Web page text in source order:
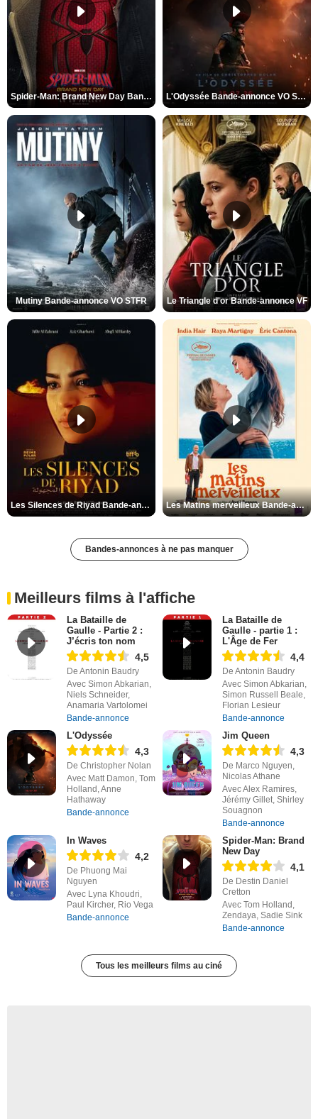
Spider-Man: Brand New Day Bande-annonce VO STFR L'Odyssée Bande-annonce VO STFR
Mutiny Bande-annonce VO STFR Le Triangle d'or Bande-annonce VF
Les Silences de Riyad Bande-annonce VO STFR Les Matins merveilleux Bande-annonce VF
Bandes-annonces à ne pas manquer
Meilleurs films à l'affiche
La Bataille de
Gaulle - Partie 2 :
J’écris ton nom
4,5
De Antonin Baudry
Avec Simon Abkarian,
Niels Schneider,
Anamaria Vartolomei
Bande-annonce
La Bataille de
Gaulle - partie 1 :
L'Âge de Fer
4,4
De Antonin Baudry
Avec Simon Abkarian,
Simon Russell Beale,
Florian Lesieur
Bande-annonce
L'Odyssée
4,3
De Christopher Nolan
Avec Matt Damon, Tom
Holland, Anne
Hathaway
Bande-annonce
Jim Queen
4,3
De Marco Nguyen,
Nicolas Athane
Avec Alex Ramires,
Jérémy Gillet, Shirley
Souagnon
Bande-annonce
In Waves
4,2
De Phuong Mai
Nguyen
Avec Lyna Khoudri,
Paul Kircher, Rio Vega
Bande-annonce
Spider-Man: Brand
New Day
4,1
De Destin Daniel
Cretton
Avec Tom Holland,
Zendaya, Sadie Sink
Bande-annonce
Tous les meilleurs films au ciné